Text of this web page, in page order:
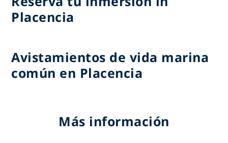
Placencia
Avistamientos de vida marina
común en Placencia
Más información